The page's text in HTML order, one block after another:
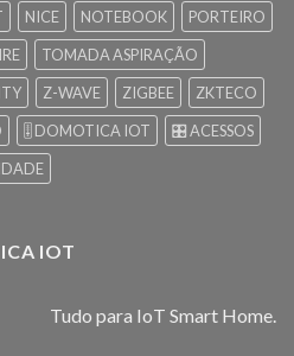
NICE NOTEBOOK
PORTEIRO
TOMADA ASPIRAÇÃO
Z-WAVE ZIGBEE
ZKTECO
🎚️ DOMOTICA IOT
🎛️ ACESSOS
IOT
Tudo para IoT Smart Home.